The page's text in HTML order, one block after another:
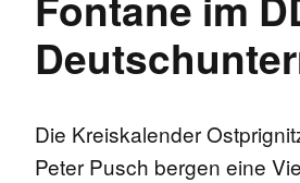
Die Kreiskalender
Peter Pusch bergen eine